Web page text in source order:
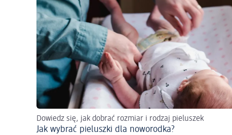
Dowiedz się, jak dobrać rozmiar i rodzaj pieluszek
Jak wybrać pieluszki dla noworodka?